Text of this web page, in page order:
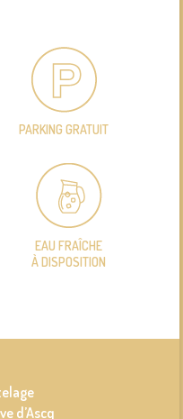
PARKING GRATUIT
EAU FRAÎCHE
À DISPOSITION
d’Ascq